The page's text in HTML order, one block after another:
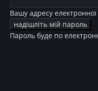
Вашу адресу
Пароль буде по